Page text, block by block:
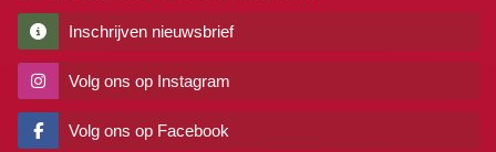
Inschrijven nieuwsbrief
Volg ons op Instagram
Volg ons op Facebook